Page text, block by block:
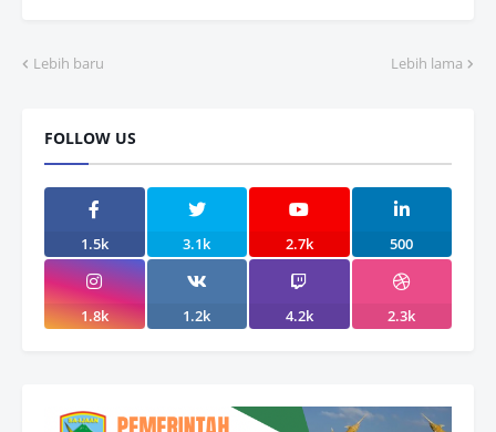
Lebih baru Lebih lama
FOLLOW US
1.5k 3.1k 2.7k 500
1.8k 1.2k 4.2k 2.3k